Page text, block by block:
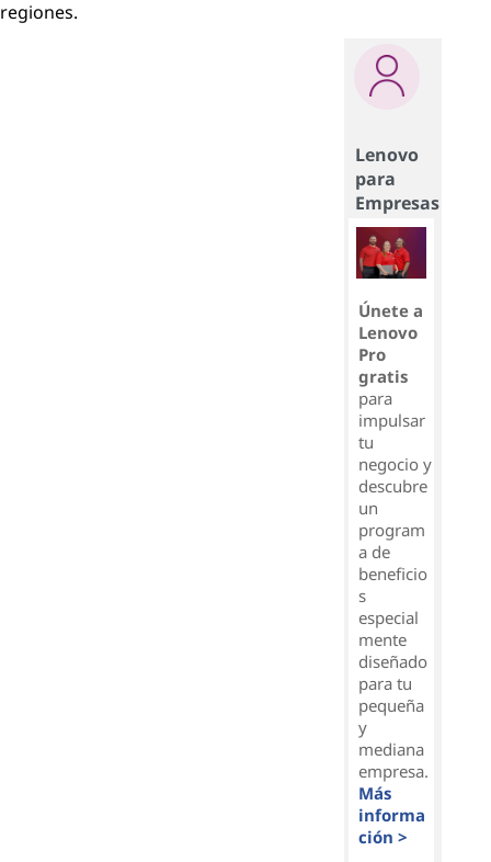
regiones.
Lenovo
para
Empresas
Únete a
Lenovo
Pro
gratis
para
impulsar
tu
negocio y
descubre
un
program
a de
beneficio
s
especial
mente
diseñado
para tu
pequeña
y
mediana
empresa.
Más
informa
ción >